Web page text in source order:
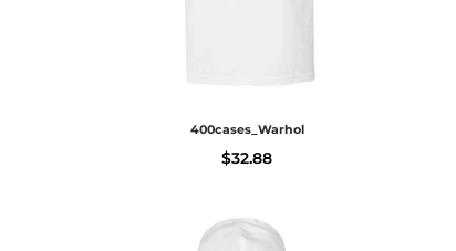
400cases_Warhol
$32.88